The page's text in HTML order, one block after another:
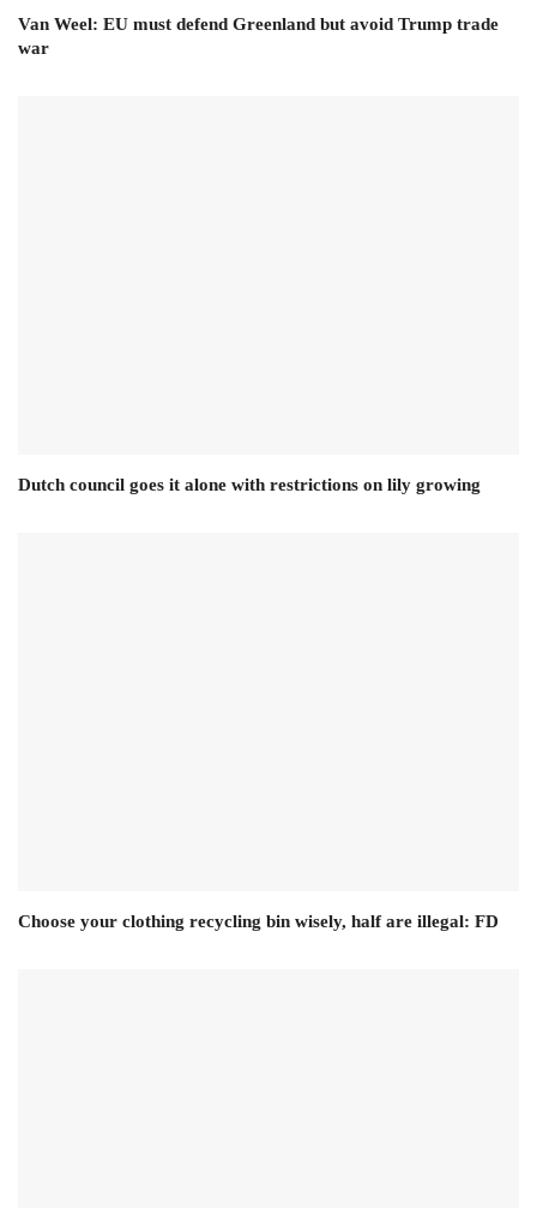
Van Weel: EU must defend Greenland but avoid Trump trade
war
Dutch council goes it alone with restrictions on lily growing
Choose your clothing recycling bin wisely, half are illegal: FD